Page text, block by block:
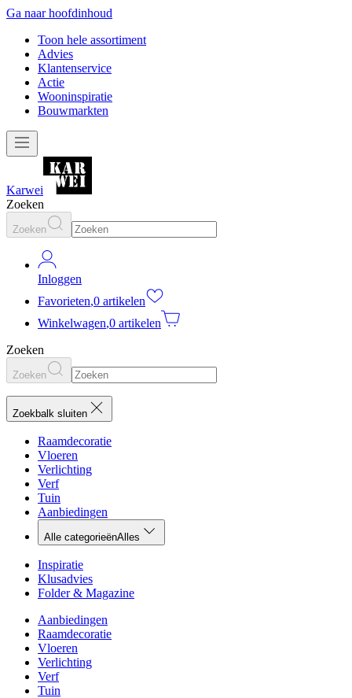
Ga naar hoofdinhoud
Toon hele assortiment
Advies
Klantenservice
Actie
Wooninspiratie
Bouwmarkten
Karwei
Zoeken
Zoeken
Inloggen
Favorieten,0 artikelen
Winkelwagen,0 artikelen
Zoeken
Zoeken
Zoekbalk sluiten
Raamdecoratie
Vloeren
Verlichting
Verf
Tuin
Aanbiedingen
Alle categorieënAlles
Inspiratie
Klusadvies
Folder & Magazine
Aanbiedingen
Raamdecoratie
Vloeren
Verlichting
Verf
Tuin